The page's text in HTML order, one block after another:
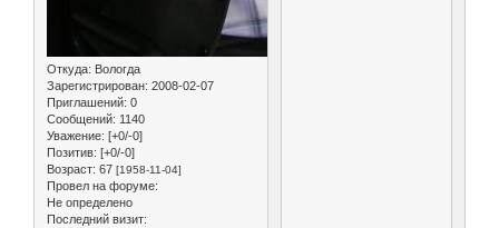
Откуда: Вологда
Зарегистрирован: 2008-02-07
Приглашений: 0
Сообщений: 1140
Уважение: [+0/-0]
Позитив: [+0/-0]
Возраст: 67 [1958-11-04]
Провел на форуме:
Не определено
Последний визит: